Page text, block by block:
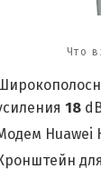
Что
18
Huawei